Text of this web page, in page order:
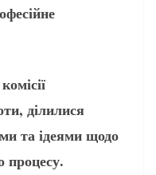
ділилися
та ідеями щодо
процесу.